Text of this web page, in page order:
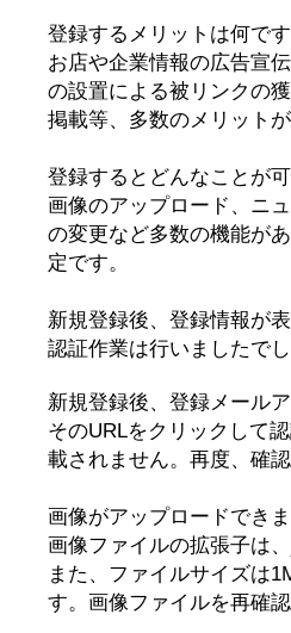
登録するメリットは何で
お店や企業情報の広告宣
の設置による被リンクの
掲載等、多数のメリット
登録するとどんなことが
画像のアップロード、ニ
の変更など多数の機能が
定です。
新規登録後、登録情報が
認証作業は行いましたでし
新規登録後、登録メール
そのURLをクリックして
載されません。再度、確
画像がアップロードでき
画像ファイルの拡張子は
また、ファイルサイズは
す。画像ファイルを再確